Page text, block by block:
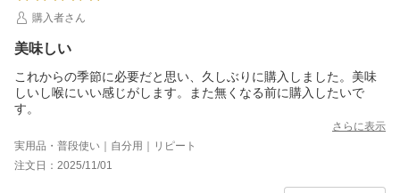
購入者さん
美味しい
これからの季節に必要だと思い、久しぶりに購入しました。美味
しいし喉にいい感じがします。また無くなる前に購入したいで
す。
さらに表示
実用品・普段使い｜自分用｜リピート
注文日：2025/11/01